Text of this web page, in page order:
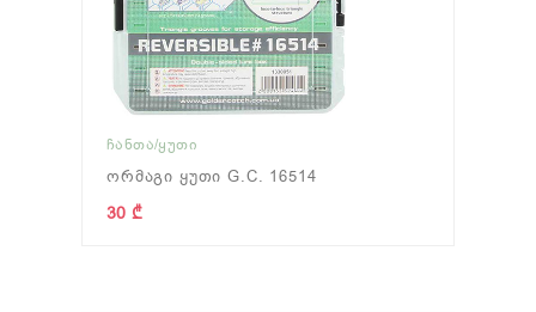
ᲩᲐᲜᲗᲐ/ᲧᲣᲗᲘ
Ორმაგი Ყუთი G.C. 16514
30 ₾